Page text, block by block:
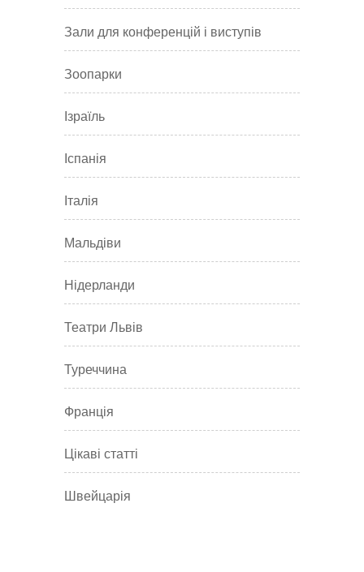
Зали для конференцій і виступів
Зоопарки
Ізраїль
Іспанія
Італія
Мальдіви
Нідерланди
Театри Львів
Туреччина
Франція
Цікаві статті
Швейцарія